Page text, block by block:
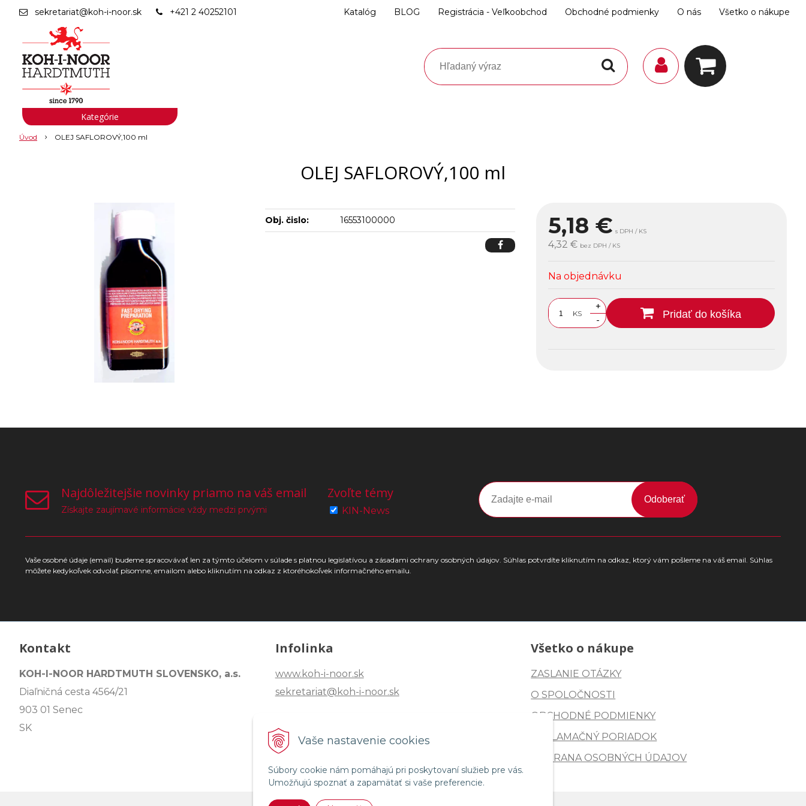
Vaše nastavenie cookies
Súbory cookie nám pomáhajú pri poskytovaní služieb pre vás.
Umožňujú spoznať a zapamätať si vaše preferencie.
sekretariat@koh-i-noor.sk +421 2 40252101 Katalóg BLOG Registrácia - Veľkoobchod Obchodné podmienky O nás Všetko o nákupe
Úvod OLEJ SAFLOROVÝ,100 ml
OLEJ SAFLOROVÝ,100 ml
5,18 € s DPH / KS
4,32 € bez DPH / KS
Na objednávku
KS
+
-
Pridať do košíka
Obj. čislo: 16553100000
Kategórie
Najdôležitejšie novinky priamo na váš email
Získajte zaujímavé informácie vždy medzi prvými
Zvoľte témy
KIN-News
Odoberať
Vaše osobné údaje (email) budeme spracovávať len za týmto účelom v súlade s platnou legislatívou a zásadami ochrany osobných údajov. Súhlas potvrdíte kliknutím na odkaz, ktorý vám pošleme na váš email. Súhlas
môžete kedykoľvek odvolať písomne, emailom alebo kliknutím na odkaz z ktoréhokoľvek informačného emailu.
Kontakt
KOH-I-NOOR HARDTMUTH SLOVENSKO, a.s.
Diaľničná cesta 4564/21
903 01 Senec
SK
Infolinka
www.koh-i-noor.sk
sekretariat@koh-i-noor.sk
Tel: +421 2 40252101
Fax: +421 2 44872870
Všetko o nákupe
ZASLANIE OTÁZKY
O SPOLOČNOSTI
OBCHODNÉ PODMIENKY
REKLAMAČNÝ PORIADOK
OCHRANA OSOBNÝCH ÚDAJOV